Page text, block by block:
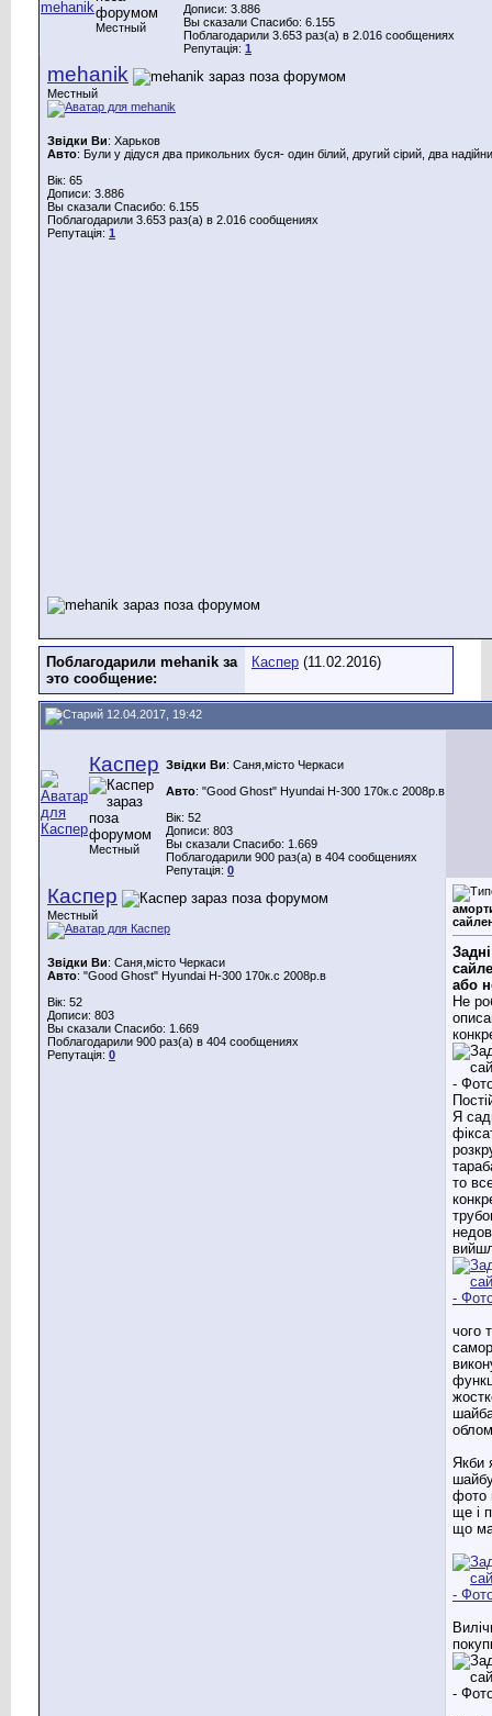
Местный
Дописи: 3.886
Вы сказали Спасибо: 6.155
Поблагодарили 3.653 раз(а) в 2.016 сообщениях
Репутація: 1
mehanik
Местный
Звідки Ви: Харьков
Авто: Були у дідуся два прикольних буся- один білий, другий сірий, два
Вік: 65
Дописи: 3.886
Вы сказали Спасибо: 6.155
Поблагодарили 3.653 раз(а) в 2.016 сообщениях
Репутація: 1
Поблагодарили mehanik за
это сообщение:
Каспер (11.02.2016)
12.04.2017, 19:42
Каспер
Местный
Звідки Ви: Саня,місто Черкаси
Авто: "Good Ghost" Hyundai H-300 170к.с 2008р.в
Вік: 52
Дописи: 803
Вы сказали Спасибо: 1.669
Поблагодарили 900 раз(а) в 404 сообщениях
Репутація: 0
Каспер
Местный
Звідки Ви: Саня,місто Черкаси
Авто: "Good Ghost" Hyundai H-300 170к.с 2008р.в
Вік: 52
Дописи: 803
Вы сказали Спасибо: 1.669
Поблагодарили 900 раз(а) в 404 сообщениях
Репутація: 0
або
Не
Я
то
чого
Якби
фото
ще і
що